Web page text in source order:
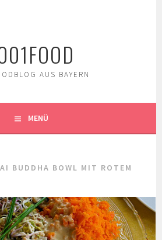
AUS BAYERN
MENÜ
BUDDHA BOWL MIT ROTEM